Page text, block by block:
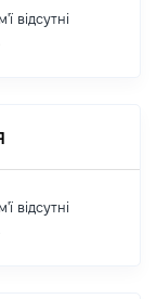
відсутні
відсутні